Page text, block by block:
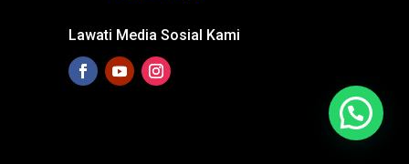
Lawati Media Sosial Kami